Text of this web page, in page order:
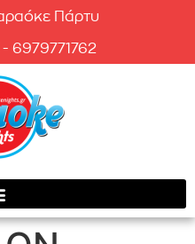
Πάρτυ
6979771762